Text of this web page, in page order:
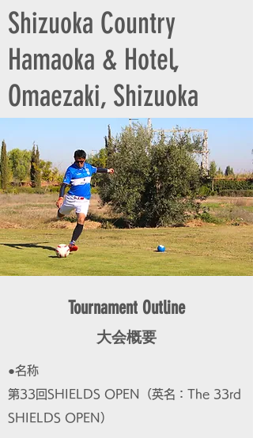
Shizuoka Country
Hamaoka & Hotel,
Omaezaki, Shizuoka
Tournament Outline
大会概要
●名称
第33回SHIELDS OPEN（英名：The 33rd
SHIELDS OPEN）